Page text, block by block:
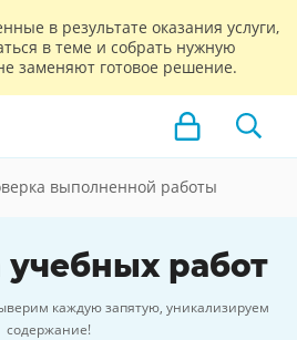
в результате оказания услуги,
в теме и собрать нужную
заменяют готовое решение.
выполненной работы
учебных работ
каждую запятую, уникализируем
содержание!